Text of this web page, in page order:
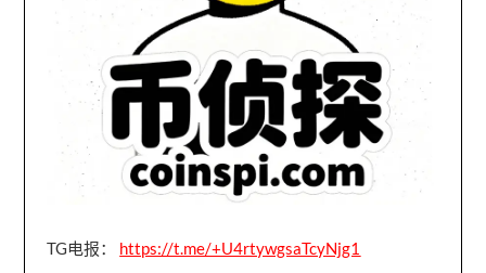
TG电报： https://t.me/+U4rtywgsaTcyNjg1